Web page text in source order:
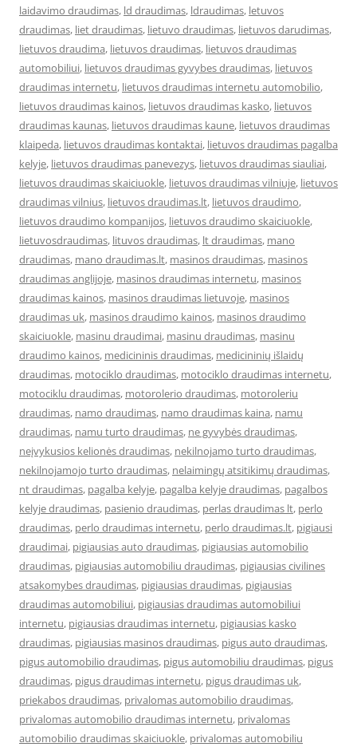
laidavimo draudimas, ld draudimas, ldraudimas, letuvos
draudimas, liet draudimas, lietuvo draudimas, lietuvos darudimas,
lietuvos draudima, lietuvos draudimas, lietuvos draudimas
automobiliui, lietuvos draudimas gyvybes draudimas, lietuvos
draudimas internetu, lietuvos draudimas internetu automobilio,
lietuvos draudimas kainos, lietuvos draudimas kasko, lietuvos
draudimas kaunas, lietuvos draudimas kaune, lietuvos draudimas
klaipeda, lietuvos draudimas kontaktai, lietuvos draudimas pagalba
kelyje, lietuvos draudimas panevezys, lietuvos draudimas siauliai,
lietuvos draudimas skaiciuokle, lietuvos draudimas vilniuje, lietuvos
draudimas vilnius, lietuvos draudimas.lt, lietuvos draudimo,
lietuvos draudimo kompanijos, lietuvos draudimo skaiciuokle,
lietuvosdraudimas, lituvos draudimas, lt draudimas, mano
draudimas, mano draudimas.lt, masinos draudimas, masinos
draudimas anglijoje, masinos draudimas internetu, masinos
draudimas kainos, masinos draudimas lietuvoje, masinos
draudimas uk, masinos draudimo kainos, masinos draudimo
skaiciuokle, masinu draudimai, masinu draudimas, masinu
draudimo kainos, medicininis draudimas, medicininių išlaidų
draudimas, motociklo draudimas, motociklo draudimas internetu,
motociklu draudimas, motorolerio draudimas, motoroleriu
draudimas, namo draudimas, namo draudimas kaina, namu
draudimas, namu turto draudimas, ne gyvybės draudimas,
neįvykusios kelionės draudimas, nekilnojamo turto draudimas,
nekilnojamojo turto draudimas, nelaimingų atsitikimų draudimas,
nt draudimas, pagalba kelyje, pagalba kelyje draudimas, pagalbos
kelyje draudimas, pasienio draudimas, perlas draudimas lt, perlo
draudimas, perlo draudimas internetu, perlo draudimas.lt, pigiausi
draudimai, pigiausias auto draudimas, pigiausias automobilio
draudimas, pigiausias automobiliu draudimas, pigiausias civilines
atsakomybes draudimas, pigiausias draudimas, pigiausias
draudimas automobiliui, pigiausias draudimas automobiliui
internetu, pigiausias draudimas internetu, pigiausias kasko
draudimas, pigiausias masinos draudimas, pigus auto draudimas,
pigus automobilio draudimas, pigus automobiliu draudimas, pigus
draudimas, pigus draudimas internetu, pigus draudimas uk,
priekabos draudimas, privalomas automobilio draudimas,
privalomas automobilio draudimas internetu, privalomas
automobilio draudimas skaiciuokle, privalomas automobiliu